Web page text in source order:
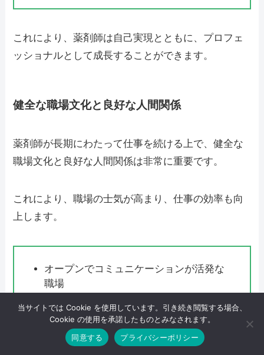
これにより、薬剤師は自己実現とともに、プロフェ
ッショナルとして成長することができます。
健全な職場文化と良好な人間関係
薬剤師が長期にわたって仕事を続ける上で、健全な
職場文化と良好な人間関係は非常に重要です。
これにより、職場の士気が高まり、仕事の効率も向
上します。
オープンでコミュニケーションが活発な
職場
文化
公平な評価制度と透明性のある管理体制
当サイトでは Cookie を使用しています。引き続き閲覧する場合、
Cookie の使用を承諾したものとみなされます。
同意する
プライバシーポリシー